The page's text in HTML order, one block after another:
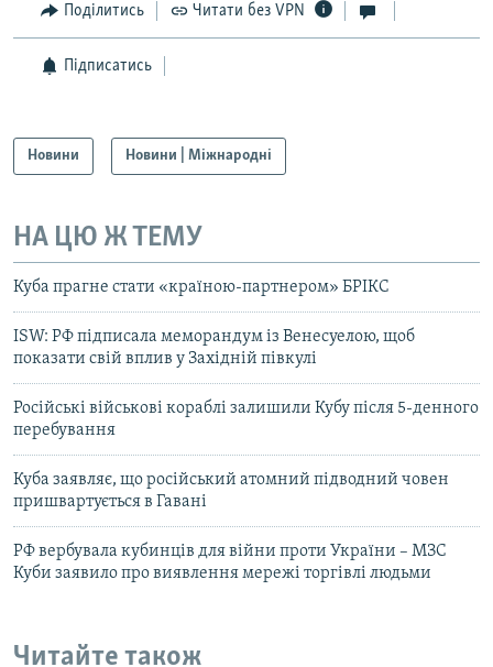
Поділитись Читати без VPN
Підписатись
Новини Новини | Міжнародні
НА ЦЮ Ж ТЕМУ
Куба прагне стати «країною-партнером» БРІКС
ISW: РФ підписала меморандум із Венесуелою, щоб
показати свій вплив у Західній півкулі
Російські військові кораблі залишили Кубу після 5-денного
перебування
Куба заявляє, що російський атомний підводний човен
пришвартується в Гавані
РФ вербувала кубинців для війни проти України – МЗС
Куби заявило про виявлення мережі торгівлі людьми
Читайте також